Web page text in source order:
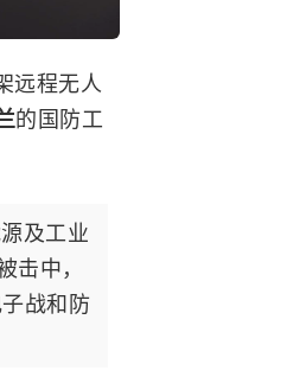
远程无人
的国防工
及工业
中，
战和防